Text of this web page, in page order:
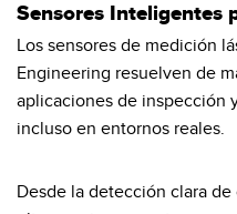
ACCESORIOS
Convertidores
Set de Cables
Sensores Inteligentes
Los sensores de medición
Engineering resuelven de
aplicaciones de inspección
incluso en entornos reales.
Desde la detección clara